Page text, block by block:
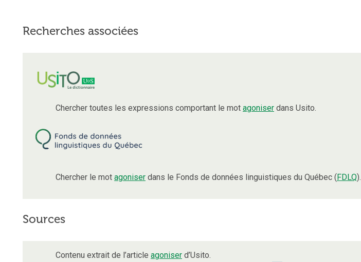
Recherches associées
Chercher toutes les expressions comportant le mot agoniser dans Usito.
Chercher le mot agoniser dans le Fonds de données linguistiques du Québec (FDLQ).
Sources
Contenu extrait de l’article agoniser d’Usito.